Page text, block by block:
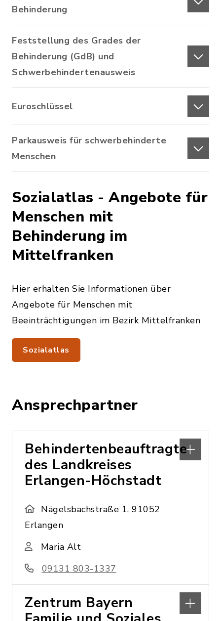
Behinderung
Feststellung des Grades der
Behinderung (GdB) und
Schwerbehindertenausweis
Euroschlüssel
Parkausweis für schwerbehinderte
Menschen
Sozialatlas - Angebote für
Menschen mit
Behinderung im
Mittelfranken
Hier erhalten Sie Informationen über
Angebote für Menschen mit
Beeinträchtigungen im Bezirk Mittelfranken
Sozialatlas
Ansprechpartner
Behindertenbeauftragte
des Landkreises
Erlangen-Höchstadt
Nägelsbachstraße 1, 91052
Erlangen
Maria Alt
09131 803-1337
Zentrum Bayern